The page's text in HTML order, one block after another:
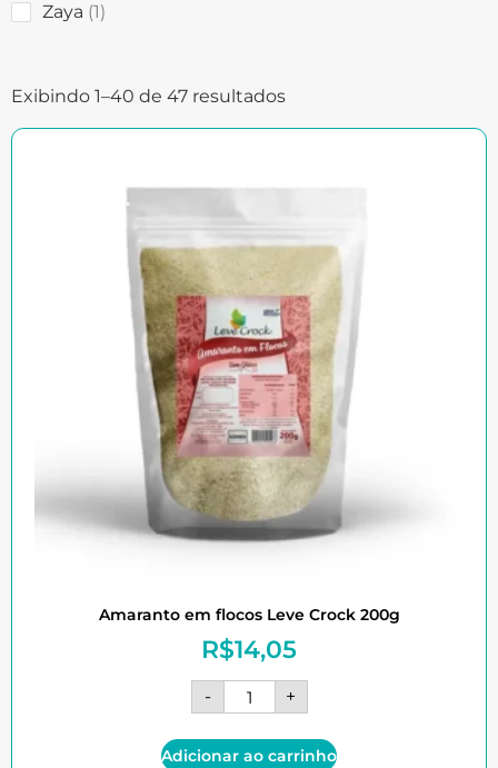
Zaya 1
Exibindo 1–40 de 47 resultados
Amaranto em flocos Leve Crock 200g
R$14,05
- +
Adicionar ao carrinho